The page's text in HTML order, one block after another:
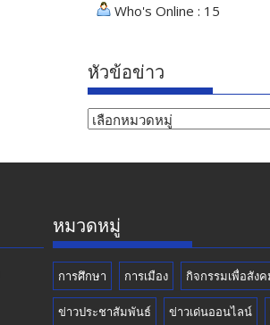
Who's Online : 15
หัวข้อข่าว
หัวข้อ
หมวดหมู่
การศึกษา การเมือง กิจกรรมเพื่อสัง
ข่าวประชาสัมพันธ์ ข่าวเด่นออนไลน์